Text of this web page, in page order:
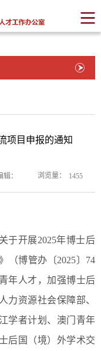
项目申报的通知
辑： 浏览量： 1455
于开展2025年博士后
（博管办〔2025〕74
年人才，加强博士后
力资源社会保障部、
学者计划、澳门青年
后国（境）外学术交